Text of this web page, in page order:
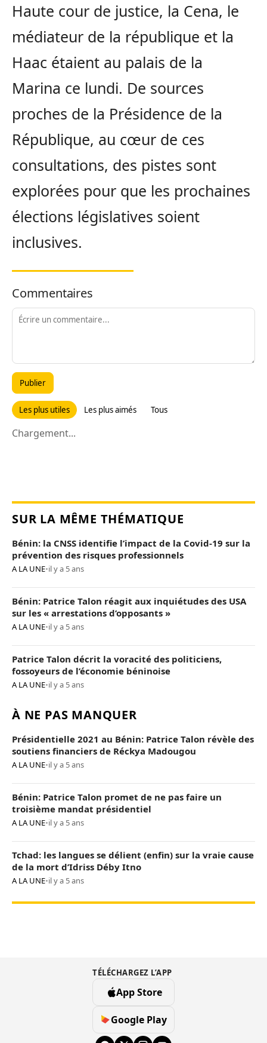
Haute cour de justice, la Cena, le
médiateur de la république et la
Haac étaient au palais de la
Marina ce lundi. De sources
proches de la Présidence de la
République, au cœur de ces
consultations, des pistes sont
explorées pour que les prochaines
élections législatives soient
inclusives.
Commentaires
Publier
Les plus utiles Les plus aimés Tous
Chargement...
SUR LA MÊME THÉMATIQUE
Bénin: la CNSS identifie l’impact de la Covid-19 sur la
prévention des risques professionnels
A LA UNE•il y a 5 ans
Bénin: Patrice Talon réagit aux inquiétudes des USA
sur les « arrestations d’opposants »
A LA UNE•il y a 5 ans
Patrice Talon décrit la voracité des politiciens,
fossoyeurs de l’économie béninoise
A LA UNE•il y a 5 ans
À NE PAS MANQUER
Présidentielle 2021 au Bénin: Patrice Talon révèle des
soutiens financiers de Réckya Madougou
A LA UNE•il y a 5 ans
Bénin: Patrice Talon promet de ne pas faire un
troisième mandat présidentiel
A LA UNE•il y a 5 ans
Tchad: les langues se délient (enfin) sur la vraie cause
de la mort d’Idriss Déby Itno
A LA UNE•il y a 5 ans
TÉLÉCHARGEZ L’APP
App Store
Google Play